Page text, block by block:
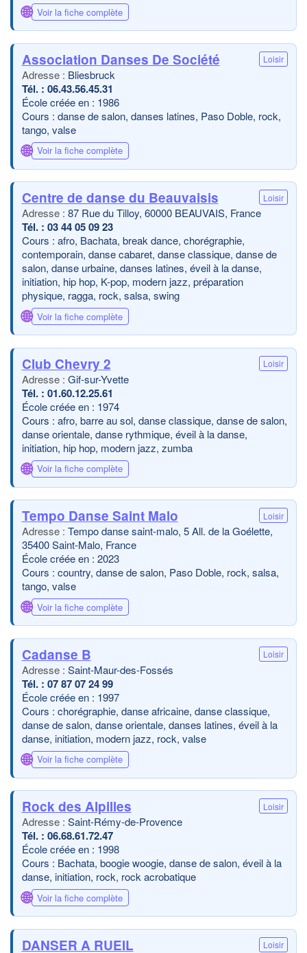
🌐 Voir la fiche complète
Association Danses De Société Loisir
Bliesbruck
06.43.56.45.31
École créée en : 1986
Cours : danse de salon, danses latines, Paso Doble, rock,
tango, valse
🌐 Voir la fiche complète
Centre de danse du Beauvaisis Loisir
87 Rue du Tilloy, 60000 BEAUVAIS, France
03 44 05 09 23
Cours : afro, Bachata, break dance, chorégraphie,
contemporain, danse cabaret, danse classique, danse de
salon, danse urbaine, danses latines, éveil à la danse,
initiation, hip hop, K-pop, modern jazz, préparation
physique, ragga, rock, salsa, swing
🌐 Voir la fiche complète
Club Chevry 2 Loisir
Gif-sur-Yvette
01.60.12.25.61
École créée en : 1974
Cours : afro, barre au sol, danse classique, danse de salon,
danse orientale, danse rythmique, éveil à la danse,
initiation, hip hop, modern jazz, zumba
🌐 Voir la fiche complète
Tempo Danse Saint Malo Loisir
Tempo danse saint-malo, 5 All. de la Goélette,
35400 Saint-Malo, France
École créée en : 2023
Cours : country, danse de salon, Paso Doble, rock, salsa,
tango, valse
🌐 Voir la fiche complète
Cadanse B Loisir
Saint-Maur-des-Fossés
07 87 07 24 99
École créée en : 1997
Cours : chorégraphie, danse africaine, danse classique,
danse de salon, danse orientale, danses latines, éveil à la
danse, initiation, modern jazz, rock, valse
🌐 Voir la fiche complète
Rock des Alpilles Loisir
Saint-Rémy-de-Provence
06.68.61.72.47
École créée en : 1998
Cours : Bachata, boogie woogie, danse de salon, éveil à la
danse, initiation, rock, rock acrobatique
🌐 Voir la fiche complète
DANSER A RUEIL Loisir